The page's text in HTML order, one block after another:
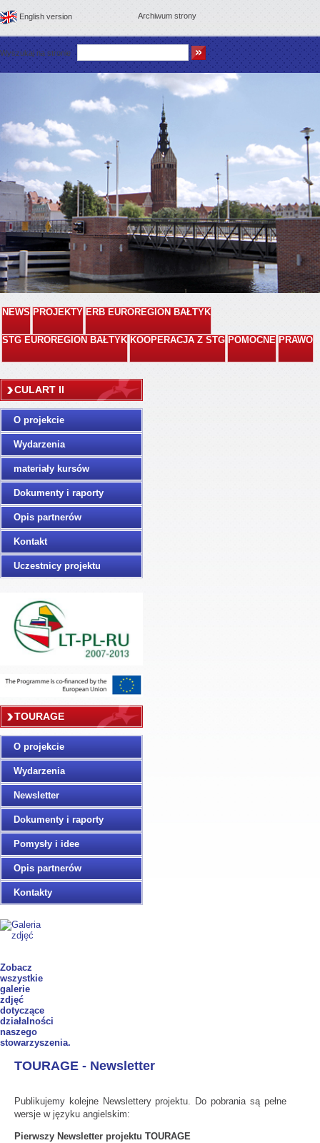
English version Archiwum strony
Wyszukaj na stronie
NEWS PROJEKTY ERB EUROREGION BAŁTYK
STG EUROREGION BAŁTYK KOOPERACJA Z STG POMOCNE PRAWO
CULART II
O projekcie
Wydarzenia
materiały kursów
szkoleniowych
Dokumenty i raporty
Opis partnerów
Kontakt
Uczestnicy projektu
TOURAGE
O projekcie
Wydarzenia
Newsletter
Dokumenty i raporty
Pomysły i idee
Opis partnerów
Kontakty
Zobacz
wszystkie
galerie
zdjęć
dotyczące
działalności
naszego
stowarzyszenia.
TOURAGE - Newsletter
Publikujemy kolejne Newslettery projektu. Do pobrania są pełne
wersje w języku angielskim:
Pierwszy Newsletter projektu TOURAGE